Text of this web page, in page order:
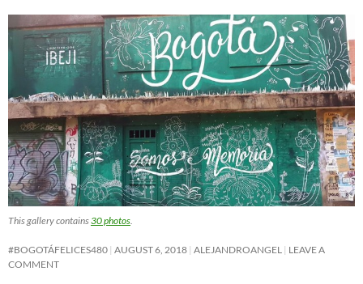
This gallery contains30 photos
#BOGOTÁFELICES480 AUGUST 6, 2018 ALEJANDROANGEL
LEAVE A
COMMENT